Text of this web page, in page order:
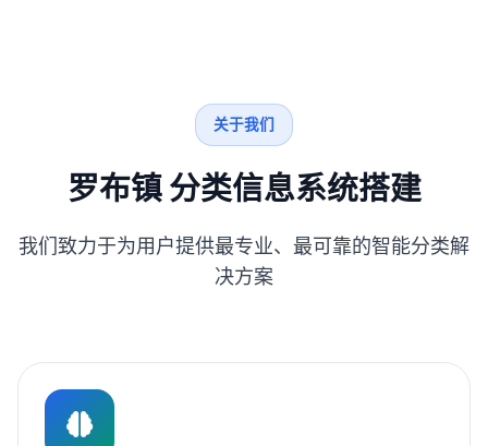
关于我们
罗布镇 分类信息系统搭建
我们致力于为用户提供最专业、最可靠的智能分类解
决方案